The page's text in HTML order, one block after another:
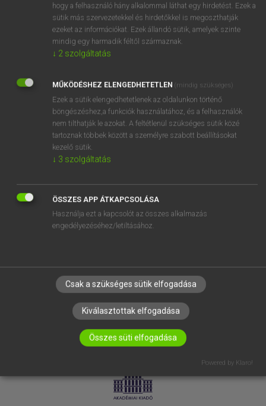
SZOTAR.NET APPLIKÁCIÓ
MICROSOFT OFFICE BŐVÍTMÉNY
BEÉPÜLŐ SZÓTÁRMODUL
ONLINE NYELVVIZSGA
EGYÉNI FELHASZNÁLÓKNAK
TANULÓKNAK
OKTATÁSI INTÉZMÉNYEKNEK
VÁLLALATI MEGOLDÁSOK
RÓLUNK
ELÉRHETŐSÉG
SÜTI BEÁLLÍTÁSOK
LICENCSZERZŐDÉS ADATVÉDELEM
hogy a felhasználó hány alkalommal láthat egy hirdetést. Ezek a
sütik más szervezetekkel és hirdetőkkel is megoszthatják
ezeket az információkat. Ezek állandó sütik, amelyek szinte
mindig egy harmadik féltől származnak.
↓ 2 szolgáltatás
MŰKÖDÉSHEZ ELENGEDHETETLEN (mindig szükséges)
Ezek a sütik elengedhetetlenek az oldalunkon történő
böngészéshez,a funkciók használatához, és a felhasználók
nem tilthatják le azokat. A feltétlenül szükséges sütik közé
tartoznak többek között a személyre szabott beállításokat
kezelő sütik.
↓ 3 szolgáltatás
ÖSSZES APP ÁTKAPCSOLÁSA
Használja ezt a kapcsolót az összes alkalmazás
engedélyezéséhez/letiltásához.
Csak a szükséges sütik elfogadása
Kiválasztottak elfogadása
Összes süti elfogadása
Powered by Klaro!